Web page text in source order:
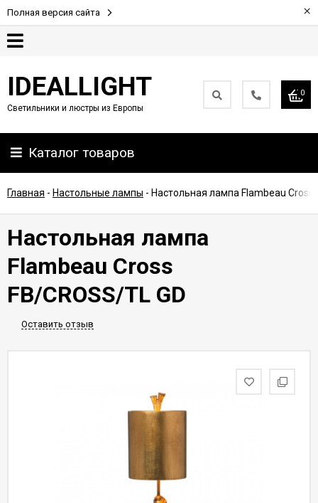
Полная версия сайта ×
Партнерам
Доставка
IDEALLIGHT
Светильники и люстры из Европы
0
Каталог товаров
Главная - Настольные лампы - Настольная лампа Flambeau Cross
Настольная лампа
Flambeau Cross
FB/CROSS/TL GD
Оставить отзыв